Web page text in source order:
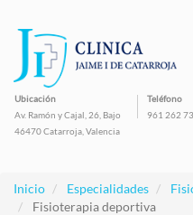
Pasar
contenido
principal
Ubicación
Av. Ramón y Cajal, 26, Bajo
46470 Catarroja, Valencia
Teléfono
961 262
Inicio
Especialidades
Fisioterapia deportiva